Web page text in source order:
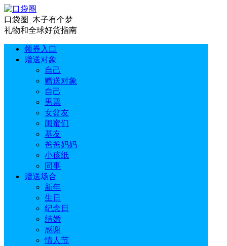
口袋圈_木子有个梦
礼物和全球好货指南
领券入口
赠送对象
自己
赠送对象
自己
男票
女盆友
闺蜜们
基友
爸爸妈妈
小孩纸
同事
赠送场合
新年
生日
纪念日
结婚
感谢
情人节